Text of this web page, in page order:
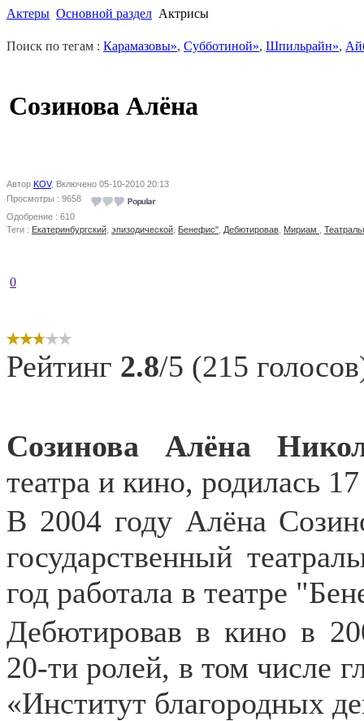
Актеры Основной раздел Актрисы
Поиск по тегам : Карамазовы», Субботиной», Шпильрайн»,
Созинова Алёна
Автор KOV, Включено 05-10-2010 20:13
Просмотры : 9658
Одобрение : 610
Теги : Екатеринбургский эпизодической Бенефис" Дебютировав Мириам
0
Рейтинг 2.8/5 (215
Созинова Алёна
театра и кино, родилась
В 2004 году Алёна
государственный
год работала в театре
Дебютировав в кино в
20-ти ролей, в том числе
«Институт благородных